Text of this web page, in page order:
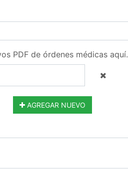
PDF de órdenes médicas aquí.
AGREGAR NUEVO